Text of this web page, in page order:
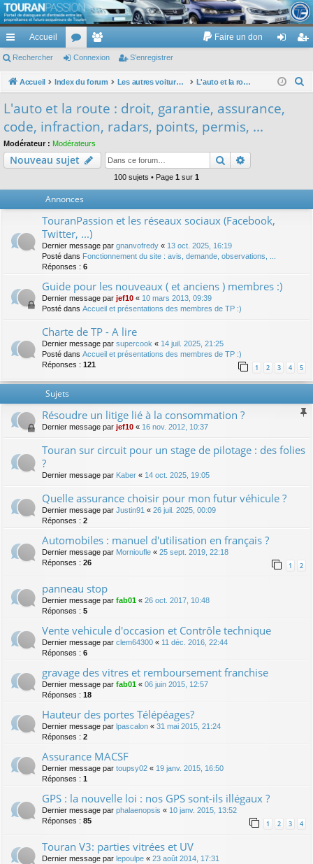
TouranPassion
Le forum des propriétaires ou futurs acquéreurs du Volkswagen Touran
cc
ès
de
Accueil
or
u
e
m
Faire un don
ne nr
Rechercher Connexion S’enregistrer
Accueil Index du forum Les autres voitures et ce qui touche à la voiture L'auto et la route : droit, garantie, assurance, code, infraction, radars, points, permis, ...
h
L'auto et la route : droit, garantie, assurance,
code, infraction, radars, points, permis, ...
Modérateur : Modérateurs
Nouveau sujet Rechercher
100 sujets • Page 1 sur 1
Annonces
TouranPassion et les réseaux sociaux (Facebook,
Twitter, ...)
Dernier message par gnanvofredy « 13 oct. 2025, 16:19
Posté dans Fonctionnement du site : avis, demande, observations, ...
Réponses : 6
Guide pour les nouveaux ( et anciens ) membres :)
Dernier message par jef10 « 10 mars 2013, 09:39
Posté dans Accueil et présentations des membres de TP :)
Charte de TP - A lire
Dernier message par supercook « 14 juil. 2025, 21:25
Posté dans Accueil et présentations des membres de TP :)
Réponses : 121 1 2 3 4 5
Sujets
Résoudre un litige lié à la consommation ?
Dernier message par jef10 « 16 nov. 2012, 10:37
Touran sur circuit pour un stage de pilotage : des folies
?
Dernier message par Kaber « 14 oct. 2025, 19:05
Quelle assurance choisir pour mon futur véhicule ?
Dernier message par Justin91 « 26 juil. 2025, 00:09
Réponses : 2
Automobiles : manuel d'utilisation en français ?
Dernier message par Mornioufle « 25 sept. 2019, 22:18
Réponses : 26 1 2
panneau stop
Dernier message par fab01 « 26 oct. 2017, 10:48
Réponses : 5
Vente vehicule d'occasion et Contrôle technique
Dernier message par clem64300 « 11 déc. 2016, 22:44
Réponses : 6
gravage des vitres et remboursement franchise
Dernier message par fab01 « 06 juin 2015, 12:57
Réponses : 18
Hauteur des portes Télépéages?
Dernier message par lpascalon « 31 mai 2015, 21:24
Réponses : 2
Assurance MACSF
Dernier message par toupsy02 « 19 janv. 2015, 16:50
Réponses : 1
GPS : la nouvelle loi : nos GPS sont-ils illégaux ?
Dernier message par phalaenopsis « 10 janv. 2015, 13:52
Réponses : 85 1 2 3 4
Touran V3: parties vitrées et UV
Dernier message par lepoulpe « 23 août 2014, 17:31